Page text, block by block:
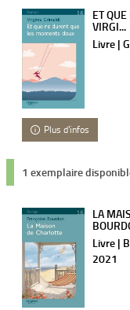
ET
VIRGI...
Livre |
Plus d'infos
1 exemplaire
LA
Livre |
2021